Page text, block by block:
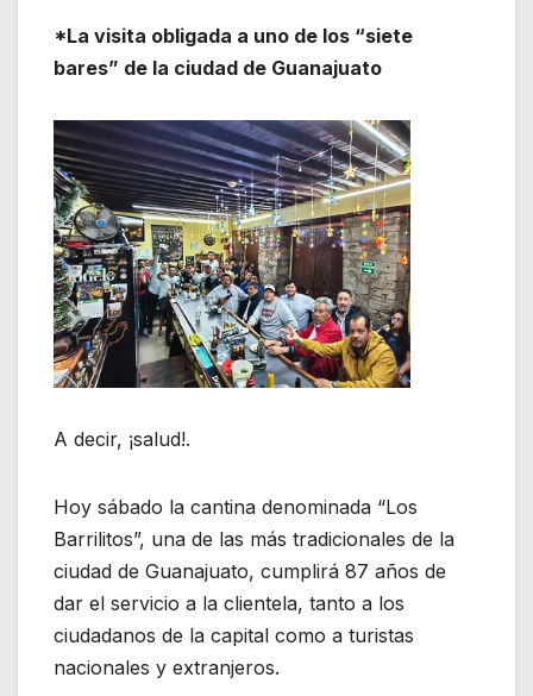
*La visita obligada a uno de los “siete
bares” de la ciudad de Guanajuato
A decir, ¡salud!.
Hoy sábado la cantina denominada “Los
Barrilitos”, una de las más tradicionales de la
ciudad de Guanajuato, cumplirá 87 años de
dar el servicio a la clientela, tanto a los
ciudadanos de la capital como a turistas
nacionales y extranjeros.